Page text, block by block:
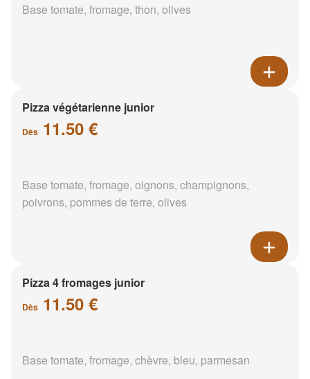
Base tomate, fromage, thon, olives
Pizza végétarienne junior
Dès 11.50 €
Base tomate, fromage, oignons, champignons,
poivrons, pommes de terre, olives
Pizza 4 fromages junior
Dès 11.50 €
Base tomate, fromage, chèvre, bleu, parmesan